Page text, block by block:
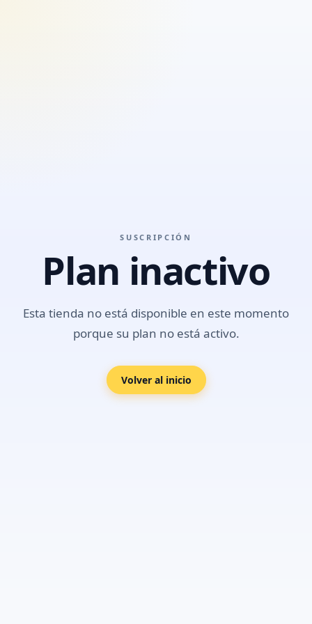
SUSCRIPCIÓN
Plan inactivo
Esta tienda no está disponible en este momento
porque su plan no está activo.
Volver al inicio